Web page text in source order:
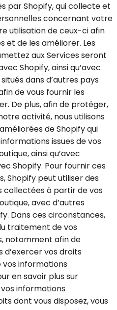
par Shopify, qui collecte et
concernant votre
utilisation de ceux-ci afin
et de les améliorer. Les
aux Services seront
Shopify, ainsi qu’avec
dans d’autres pays
de vous fournir les
De plus, afin de protéger,
activité, nous utilisons
de Shopify qui
issues de vos
ainsi qu’avec
Shopify. Pour fournir ces
Shopify peut utiliser des
à partir de vos
avec d’autres
Dans ces circonstances,
traitement de vos
notamment afin de
vos droits
vos informations
en savoir plus sur
informations
dont vous disposez, vous